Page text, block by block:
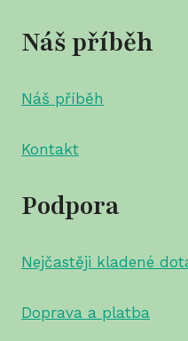
Náš příběh
Náš příběh
Kontakt
Podpora
Nejčastěji kladené
Doprava a platba